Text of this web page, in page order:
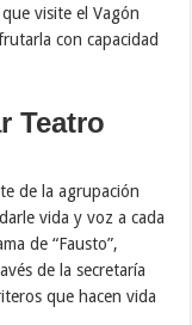
visite el Vagón
con capacidad
Teatro
de la agrupación
vida y voz a cada
de “Fausto”,
de la secretaría
que hacen vida